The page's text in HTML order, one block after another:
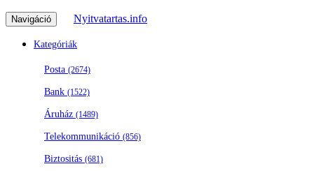
Navigáció Nyitvatartas.info
Kategóriák
Posta (2674)
Bank (1522)
Áruház (1489)
Telekommunikáció (856)
Biztositás (681)